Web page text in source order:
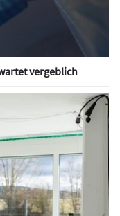
vergeblich